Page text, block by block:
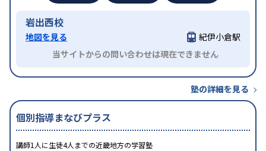
岩出西校
地図を見る
紀伊小倉駅
当サイトからの問い合わせは現在できません
塾の詳細を見る
個別指導まなびプラス
講師1人に生徒4人までの近畿地方の学習塾